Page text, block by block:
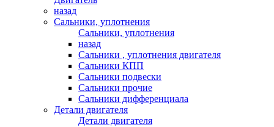
назад
Сальники, уплотнения
Сальники, уплотнения
назад
Сальники , уплотнения двигателя
Сальники КПП
Сальники подвески
Сальники прочие
Сальники дифференциала
Детали двигателя
Детали двигателя